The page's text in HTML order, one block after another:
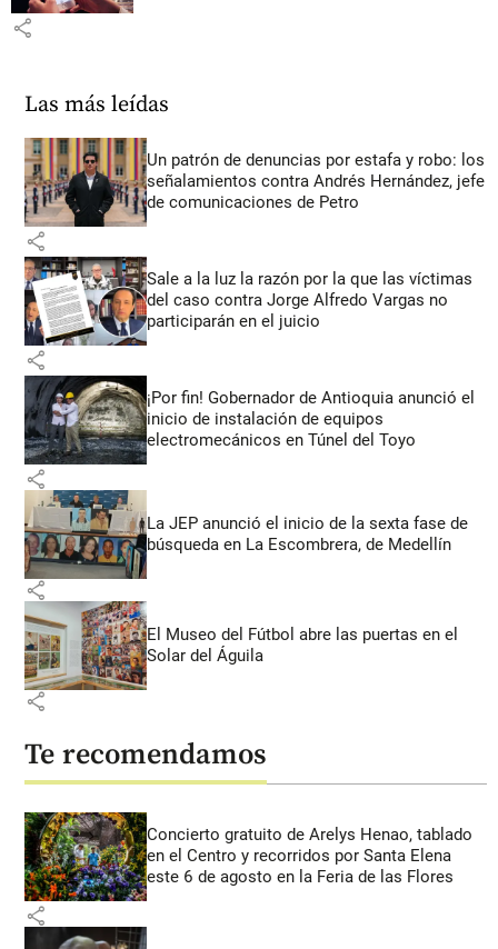
share
Las más leídas
Un patrón de denuncias por estafa y robo: los
señalamientos contra Andrés Hernández, jefe
de comunicaciones de Petro
share
Sale a la luz la razón por la que las víctimas
del caso contra Jorge Alfredo Vargas no
participarán en el juicio
share
¡Por fin! Gobernador de Antioquia anunció el
inicio de instalación de equipos
electromecánicos en Túnel del Toyo
share
La JEP anunció el inicio de la sexta fase de
búsqueda en La Escombrera, de Medellín
share
El Museo del Fútbol abre las puertas en el
Solar del Águila
share
Te recomendamos
Concierto gratuito de Arelys Henao, tablado
en el Centro y recorridos por Santa Elena
este 6 de agosto en la Feria de las Flores
share